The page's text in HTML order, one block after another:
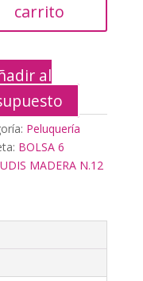
carrito
al
Peluquería
BOLSA 6
MADERA N.12